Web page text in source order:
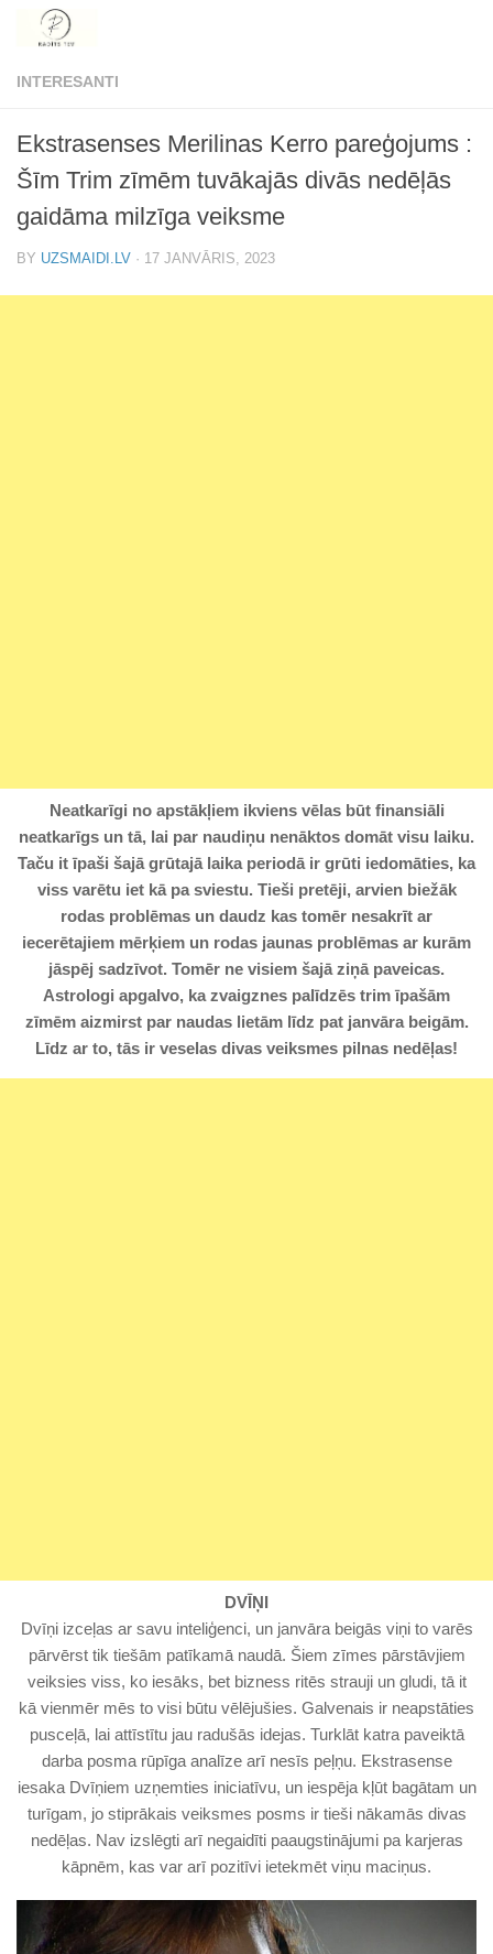
Skip to content
INTERESANTI
Ekstrasenses Merilinas Kerro pareģojums :
Šīm Trim zīmēm tuvākajās divās nedēļās
gaidāma milzīga veiksme
BY UZSMAIDI.LV · 17 JANVĀRIS, 2023
Neatkarīgi no apstākļiem ikviens vēlas būt finansiāli
neatkarīgs un tā, lai par naudiņu nenāktos domāt visu laiku.
Taču it īpaši šajā grūtajā laika periodā ir grūti iedomāties, ka
viss varētu iet kā pa sviestu. Tieši pretēji, arvien biežāk
rodas problēmas un daudz kas tomēr nesakrīt ar
iecerētajiem mērķiem un rodas jaunas problēmas ar kurām
jāspēj sadzīvot. Tomēr ne visiem šajā ziņā paveicas.
Astrologi apgalvo, ka zvaigznes palīdzēs trim īpašām
zīmēm aizmirst par naudas lietām līdz pat janvāra beigām.
Līdz ar to, tās ir veselas divas veiksmes pilnas nedēļas!
DVĪŅI
Dvīņi izceļas ar savu inteliģenci, un janvāra beigās viņi to varēs
pārvērst tik tiešām patīkamā naudā. Šiem zīmes pārstāvjiem
veiksies viss, ko iesāks, bet bizness ritēs strauji un gludi, tā it
kā vienmēr mēs to visi būtu vēlējušies. Galvenais ir neapstāties
pusceļā, lai attīstītu jau radušās idejas. Turklāt katra paveiktā
darba posma rūpīga analīze arī nesīs peļņu. Ekstrasense
iesaka Dvīņiem uzņemties iniciatīvu, un iespēja kļūt bagātam un
turīgam, jo stiprākais veiksmes posms ir tieši nākamās divas
nedēļas. Nav izslēgti arī negaidīti paaugstinājumi pa karjeras
kāpnēm, kas var arī pozitīvi ietekmēt viņu maciņus.